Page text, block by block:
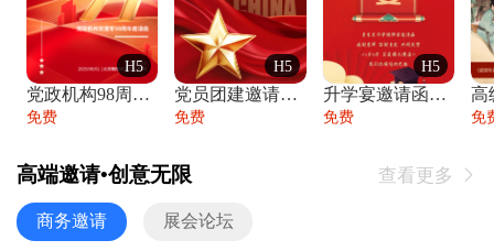
H5
党政机构98周年八一建军节庆祝晚会活动邀
免费
H5
党员团建邀请函党建活动风采党会工作汇报总
免费
H5
升学宴邀请函喜报金榜题名高端谢师宴邀请函
免费 免
高端邀请•创意无限 查看更多 
商务邀请 展会论坛